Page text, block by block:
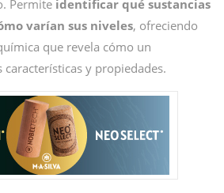
Permite identificar qué sustancias
varían sus niveles, ofreciendo
que revela cómo un
y propiedades.